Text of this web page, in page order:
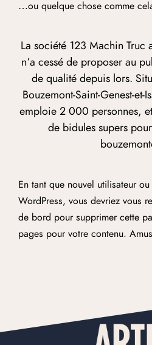
…ou quelque chose comme
La société 123 Machin Truc
n’a cessé de proposer au
de qualité depuis lors.
Bouzemont-Saint-Genest-
emploie 2 000 personnes,
de bidules supers
En tant que nouvel utilisateur
WordPress, vous devriez vous
de bord pour supprimer cette
pages pour votre contenu.